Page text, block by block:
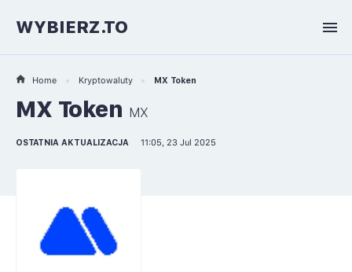
WYBIERZ.TO
Home Kryptowaluty MX Token
MX Token MX
OSTATNIA AKTUALIZACJA 11:05, 23 Jul 2025